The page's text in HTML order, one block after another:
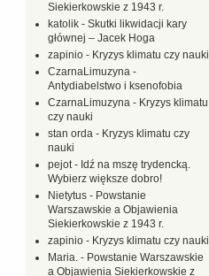
Siekierkowskie z 1943 r.
katolik - Skutki likwidacji kary
głównej – Jacek Hoga
zapinio - Kryzys klimatu czy nauki
CzarnaLimuzyna -
Antydiabelstwo i ksenofobia
CzarnaLimuzyna - Kryzys klimatu
czy nauki
stan orda - Kryzys klimatu czy
nauki
pejot- Idź na mszę trydencką.
Wybierz większe dobro!
Nietytus - Powstanie
Warszawskie a Objawienia
Siekierkowskie z 1943 r.
zapinio - Kryzys klimatu czy nauki
Maria. - Powstanie Warszawskie
a Objawienia Siekierkowskie z